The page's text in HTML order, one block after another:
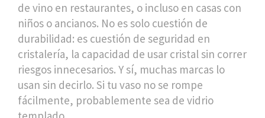
de vino en restaurantes, o incluso en casas con
niños o ancianos. No es solo cuestión de
durabilidad: es cuestión de seguridad en
cristalería, la capacidad de usar cristal sin correr
riesgos innecesarios. Y sí, muchas marcas lo
usan sin decirlo. Si tu vaso no se rompe
fácilmente, probablemente sea de vidrio